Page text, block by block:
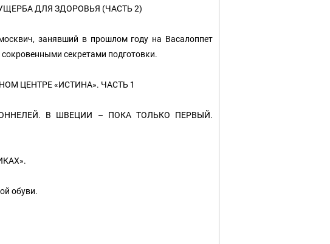
ДЛЯ ЗДОРОВЬЯ (ЧАСТЬ 2)
занявший в прошлом году на Васалоппет
секретами подготовки.
ЦЕНТРЕ «ИСТИНА». ЧАСТЬ 1
В ШВЕЦИИ – ПОКА ТОЛЬКО ПЕРВЫЙ.
обуви.